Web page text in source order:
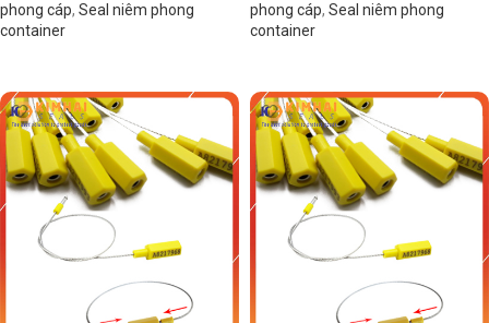
phong cáp, Seal niêm phong
container
phong cáp, Seal niêm phong
container